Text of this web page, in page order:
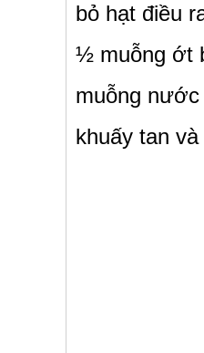
bỏ hạt điều
½ muỗng ớt
muỗng
khuấy tan